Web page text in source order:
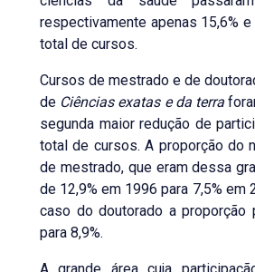
respectivamente apenas 15,6%
total de cursos.
Cursos de mestrado e de
de Ciências exatas e da terra
segunda maior redução de
total de cursos. A proporção do
de mestrado, que eram dessa
de 12,9% em 1996 para 7,5% em
caso do doutorado a proporção
para 8,9%.